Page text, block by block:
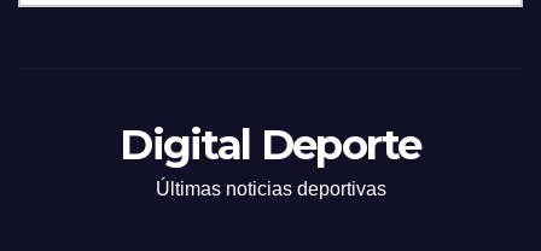
Digital Deporte
Últimas noticias deportivas